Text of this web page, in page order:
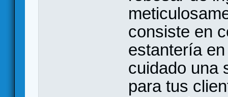
consiste en
estantería
cuidado una
para tus